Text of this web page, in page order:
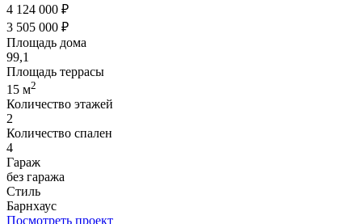
4 124 000 ₽
3 505 000 ₽
Площадь дома
99,1
Площадь террасы
15 м2
Количество этажей
2
Количество спален
4
Гараж
без гаража
Стиль
Барнхаус
Посмотреть проект